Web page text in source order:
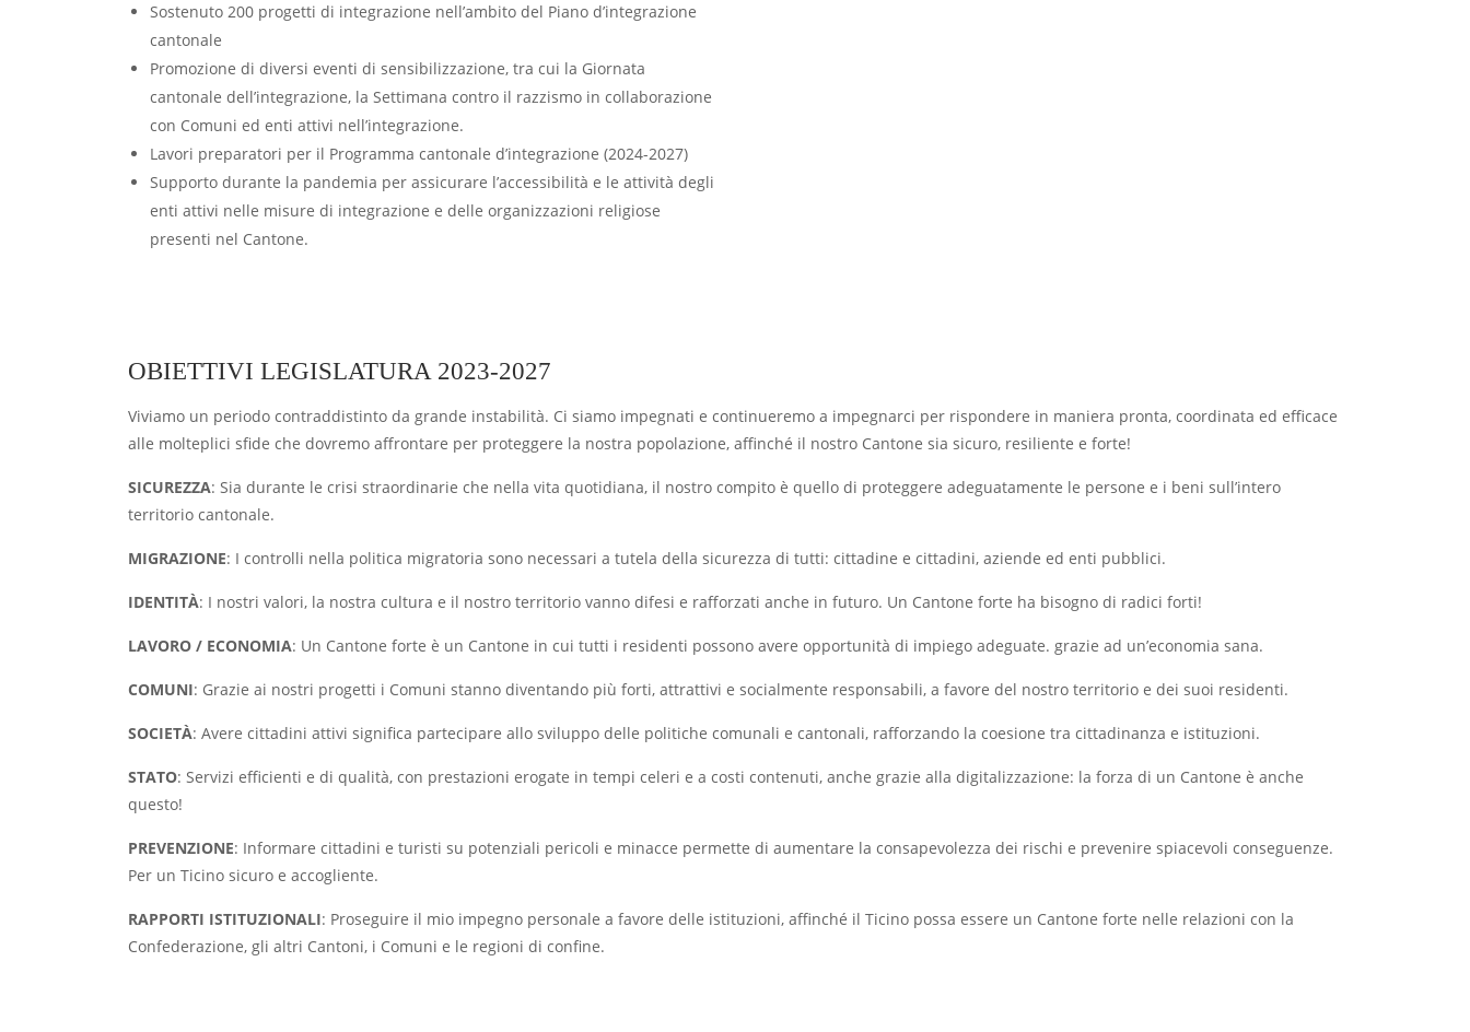
Sostenuto 200 progetti di integrazione nell’ambito del Piano d’integrazione
cantonale
Promozione di diversi eventi di sensibilizzazione, tra cui la Giornata
cantonale dell’integrazione, la Settimana contro il razzismo in collaborazione
con Comuni ed enti attivi nell’integrazione.
Lavori preparatori per il Programma cantonale d’integrazione (2024-2027)
Supporto durante la pandemia per assicurare l’accessibilità e le attività degli
enti attivi nelle misure di integrazione e delle organizzazioni religiose
presenti nel Cantone.
OBIETTIVI LEGISLATURA 2023-2027
Viviamo un periodo contraddistinto da grande instabilità. Ci siamo impegnati e continueremo a impegnarci per rispondere in maniera pronta, coordinata ed efficace
alle molteplici sfide che dovremo affrontare per proteggere la nostra popolazione, affinché il nostro Cantone sia sicuro, resiliente e forte!
SICUREZZA: Sia durante le crisi straordinarie che nella vita quotidiana, il nostro compito è quello di proteggere adeguatamente le persone e i beni sull’intero
territorio cantonale.
MIGRAZIONE: I controlli nella politica migratoria sono necessari a tutela della sicurezza di tutti: cittadine e cittadini, aziende ed enti pubblici.
IDENTITÀ: I nostri valori, la nostra cultura e il nostro territorio vanno difesi e rafforzati anche in futuro. Un Cantone forte ha bisogno di radici forti!
LAVORO / ECONOMIA: Un Cantone forte è un Cantone in cui tutti i residenti possono avere opportunità di impiego adeguate. grazie ad un’economia sana.
COMUNI: Grazie ai nostri progetti i Comuni stanno diventando più forti, attrattivi e socialmente responsabili, a favore del nostro territorio e dei suoi residenti.
SOCIETÀ: Avere cittadini attivi significa partecipare allo sviluppo delle politiche comunali e cantonali, rafforzando la coesione tra cittadinanza e istituzioni.
STATO: Servizi efficienti e di qualità, con prestazioni erogate in tempi celeri e a costi contenuti, anche grazie alla digitalizzazione: la forza di un Cantone è anche
questo!
PREVENZIONE: Informare cittadini e turisti su potenziali pericoli e minacce permette di aumentare la consapevolezza dei rischi e prevenire spiacevoli conseguenze.
Per un Ticino sicuro e accogliente.
RAPPORTI ISTITUZIONALI: Proseguire il mio impegno personale a favore delle istituzioni, affinché il Ticino possa essere un Cantone forte nelle relazioni con la
Confederazione, gli altri Cantoni, i Comuni e le regioni di confine.